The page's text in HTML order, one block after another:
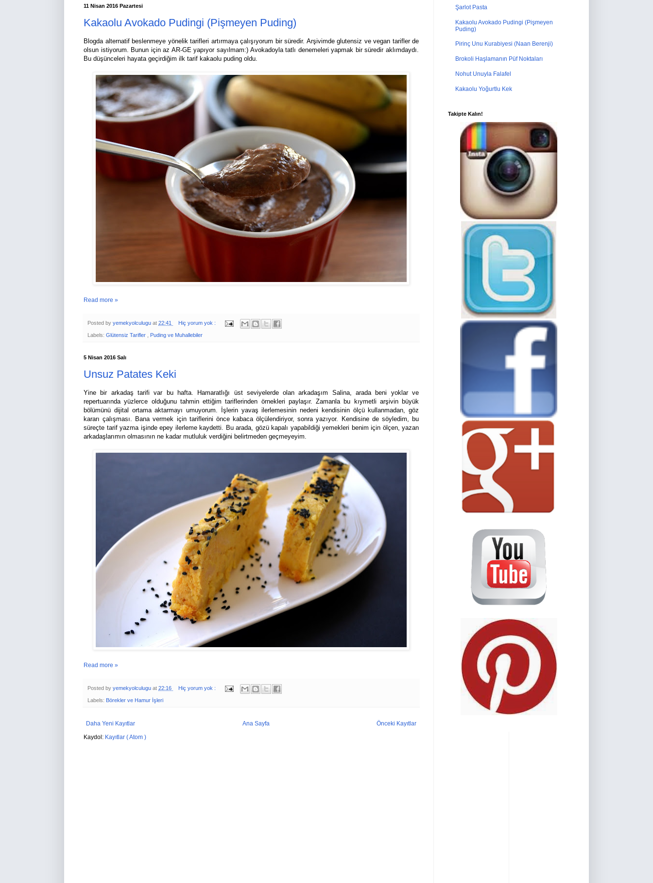
11 Nisan 2016 Pazartesi
Kakaolu Avokado Pudingi (Pişmeyen Puding)
Blogda alternatif beslenmeye yönelik tarifleri artırmaya çalışıyorum bir süredir. Arşivimde glutensiz ve vegan tarifler de
olsun istiyorum. Bunun için az AR-GE yapıyor sayılmam:) Avokadoyla tatlı denemeleri yapmak bir süredir aklımdaydı.
Bu düşünceleri hayata geçirdiğim ilk tarif kakaolu puding oldu.
Read more »
Posted by yemekyolculugu at 22:41 Hiç yorum yok :
Labels: Glütensiz Tarifler Puding ve Muhallebiler
5 Nisan 2016 Salı
Unsuz Patates Keki
Yine bir arkadaş tarifi var bu hafta. Hamaratlığı üst seviyelerde olan arkadaşım Salina, arada beni yoklar ve
repertuarında yüzlerce olduğunu tahmin ettiğim tariflerinden örnekleri paylaşır. Zamanla bu kıymetli arşivin büyük
bölümünü dijital ortama aktarmayı umuyorum. İşlerin yavaş ilerlemesinin nedeni kendisinin ölçü kullanmadan, göz
kararı çalışması. Bana vermek için tariflerini önce kabaca ölçülendiriyor, sonra yazıyor. Kendisine de söyledim, bu
süreçte tarif yazma işinde epey ilerleme kaydetti. Bu arada, gözü kapalı yapabildiği yemekleri benim için ölçen, yazan
arkadaşlarımın olmasının ne kadar mutluluk verdiğini belirtmeden geçmeyeyim.
Read more »
Posted by yemekyolculugu at 22:16 Hiç yorum yok :
Labels: Börekler ve Hamur İşleri
Daha Yeni Kayıtlar Önceki Kayıtlar
Ana Sayfa
Kaydol: Kayıtlar ( Atom )
Şarlot Pasta
Kakaolu Avokado Pudingi (Pişmeyen
Puding)
Pirinç Unu Kurabiyesi (Naan Berenji)
Brokoli Haşlamanın Püf Noktaları
Nohut Unuyla Falafel
Kakaolu Yoğurtlu Kek
Takipte Kalın!